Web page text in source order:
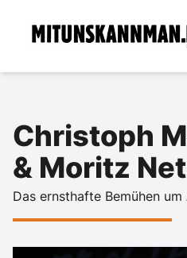
Christoph
& Moritz
Das ernsthafte Bemühen